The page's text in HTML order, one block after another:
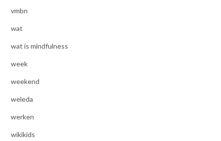
vmbn
wat
wat is mindfulness
week
weekend
weleda
werken
wikikids